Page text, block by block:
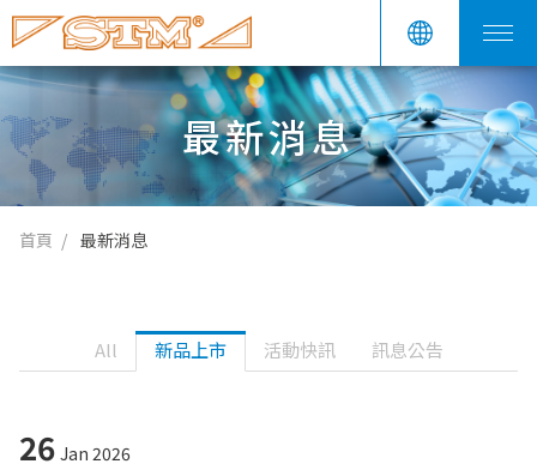
最新消息
首頁 最新消息
All 新品上市 活動快訊 訊息公告
26 Jan 2026